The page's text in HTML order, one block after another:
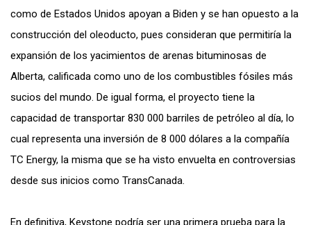
como de Estados Unidos apoyan a Biden y se han opuesto a la
construcción del oleoducto, pues consideran que permitiría la
expansión de los yacimientos de arenas bituminosas de
Alberta, calificada como uno de los combustibles fósiles más
sucios del mundo. De igual forma, el proyecto tiene la
capacidad de transportar 830 000 barriles de petróleo al día, lo
cual representa una inversión de 8 000 dólares a la compañía
TC Energy, la misma que se ha visto envuelta en controversias
desde sus inicios como TransCanada.
En definitiva, Keystone podría ser una primera prueba para la